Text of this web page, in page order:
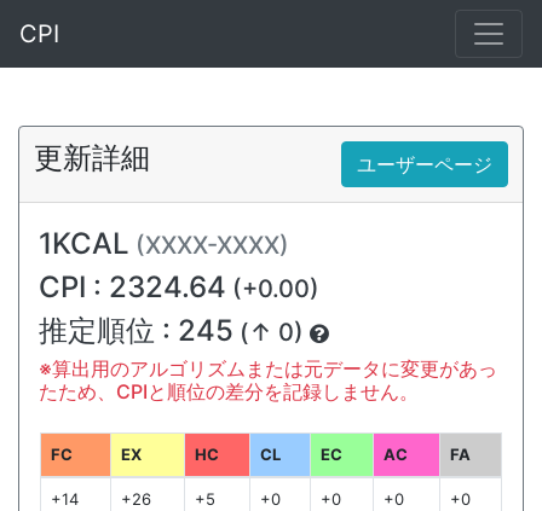
CPI
更新詳細 ユーザーページ
1KCAL (XXXX-XXXX)
CPI : 2324.64 (+0.00)
推定順位 : 245 (↑ 0)
※算出用のアルゴリズムまたは元データに変更があっ
たため、CPIと順位の差分を記録しません。
FC EX HC CL EC AC FA
+14 +26 +5 +0 +0 +0 +0